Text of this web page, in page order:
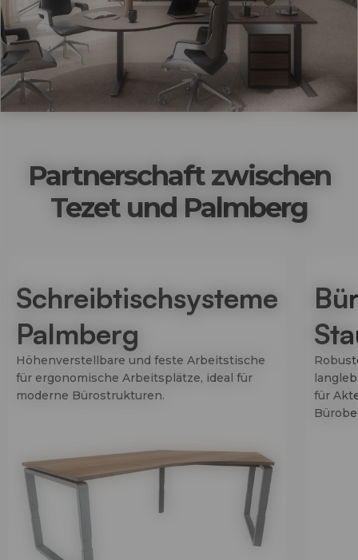
Partnerschaft zwischen
Tezet und Palmberg
Schreibtischsysteme
Palmberg
Höhenverstellbare und feste Arbeitstische
für ergonomische Arbeitsplätze, ideal für
moderne Bürostrukturen.
für